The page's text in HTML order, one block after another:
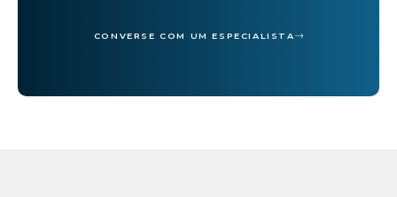
CONVERSE COM UM ESPECIALISTA